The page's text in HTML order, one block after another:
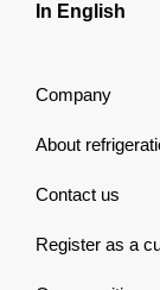
In English
Company
About
Contact us
Register as a